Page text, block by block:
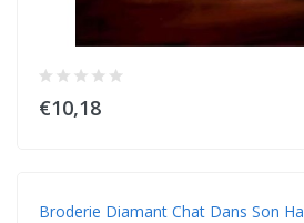
€10,18
Broderie Diamant Chat Dans Son